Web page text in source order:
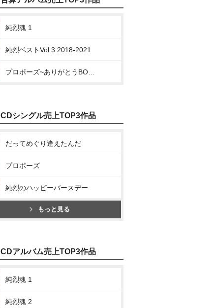
純烈魂 1
純烈ベストVol.3 2018-2021
CDシングル売上TOP3作品
だってめぐり逢えたんだ
プロポーズ
純烈のハッピーバースデー
もっと見る
CDアルバム売上TOP3作品
純烈魂 1
純烈魂 2